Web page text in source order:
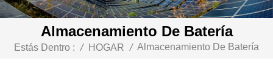
Almacenamiento De Batería
Estás Dentro : / HOGAR / Almacenamiento De Batería